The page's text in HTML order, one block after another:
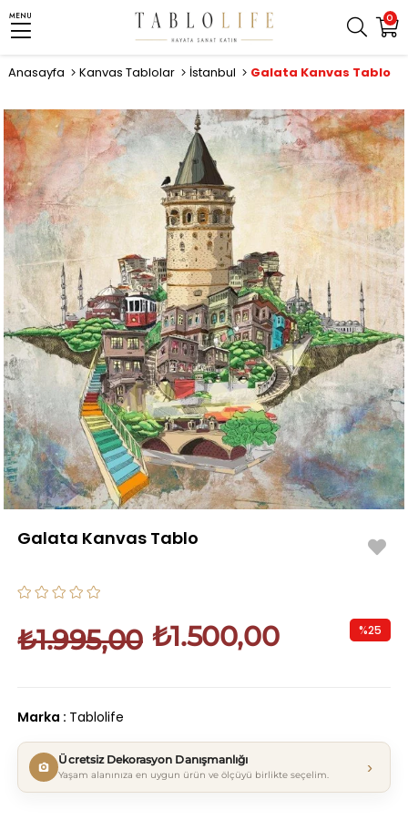
0
MENU
Anasayfa Kanvas Tablolar İstanbul Galata Kanvas Tablo
Galata Kanvas Tablo
₺1.995,00 ₺1.500,00 %25
Marka : Tablolife
Ücretsiz Dekorasyon Danışmanlığı
Yaşam alanınıza en uygun ürün ve ölçüyü birlikte seçelim. ›